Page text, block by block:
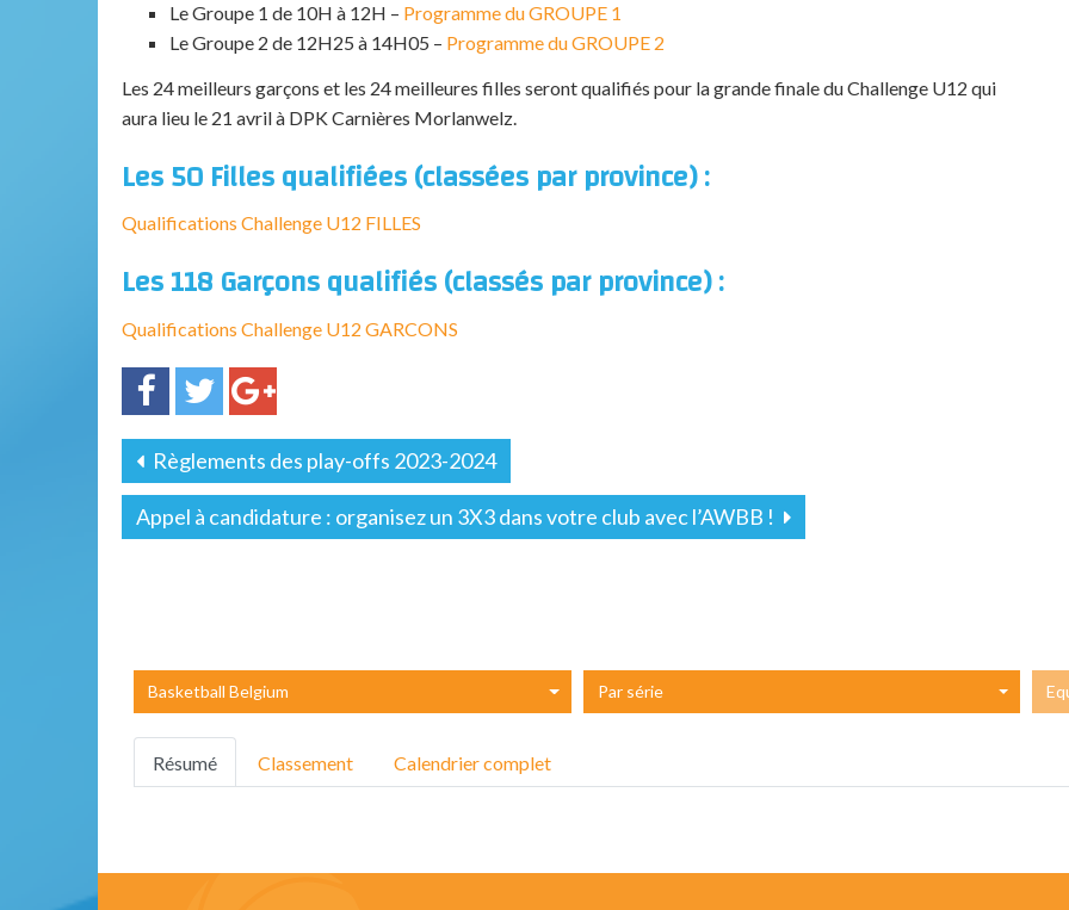
Le Groupe 1 de 10H à 12H – Programme du GROUPE 1
Le Groupe 2 de 12H25 à 14H05 – Programme du GROUPE 2
Les 24 meilleurs garçons et les 24 meilleures filles seront qualifiés pour la grande finale du Challenge U12 qui
aura lieu le 21 avril à DPK Carnières Morlanwelz.
Les 50 Filles qualifiées (classées par province) :
Qualifications Challenge U12 FILLES
Les 118 Garçons qualifiés (classés par province) :
Qualifications Challenge U12 GARCONS
Règlements des play-offs 2023-2024
Appel à candidature : organisez un 3X3 dans votre club avec l’AWBB !
Basketball Belgium Par série
Résumé Classement Calendrier complet